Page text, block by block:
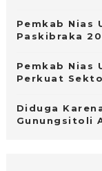
Pemkab Nias
Paskibraka
Pemkab Nias
Perkuat
Diduga
Gunungsitoli